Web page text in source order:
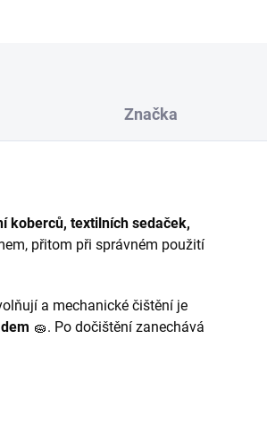
Značka
koberců, textilních sedaček,
přitom při správném použití
a mechanické čištění je
🧽. Po dočištění zanechává